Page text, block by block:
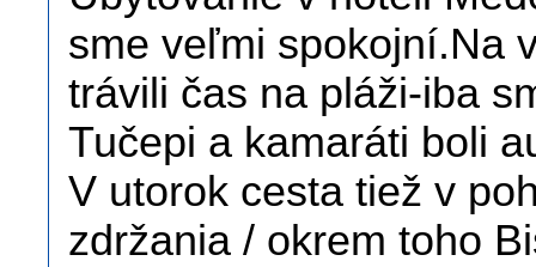
sme veľmi spokojní.Na
trávili čas na pláži-iba
Tučepi a kamaráti boli
V utorok cesta tiež v
zdržania / okrem toho